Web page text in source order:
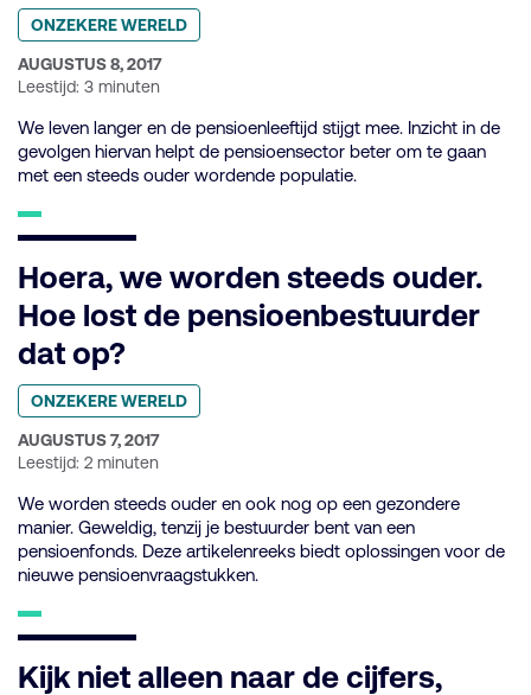
Geplaatst
categorie:
ONZEKERE WERELD
GEPUBLICEERD
OP:
AUGUSTUS 8, 2017
Leestijd: 3 minuten
We leven langer en de pensioenleeftijd stijgt mee. Inzicht in de
gevolgen hiervan helpt de pensioensector beter om te gaan
met een steeds ouder wordende populatie.
Hoera, we worden steeds ouder.
Hoe lost de pensioenbestuurder
dat op?
Geplaatst
categorie:
ONZEKERE WERELD
GEPUBLICEERD
OP:
AUGUSTUS 7, 2017
Leestijd: 2 minuten
We worden steeds ouder en ook nog op een gezondere
manier. Geweldig, tenzij je bestuurder bent van een
pensioenfonds. Deze artikelenreeks biedt oplossingen voor de
nieuwe pensioenvraagstukken.
Kijk niet alleen naar de cijfers,